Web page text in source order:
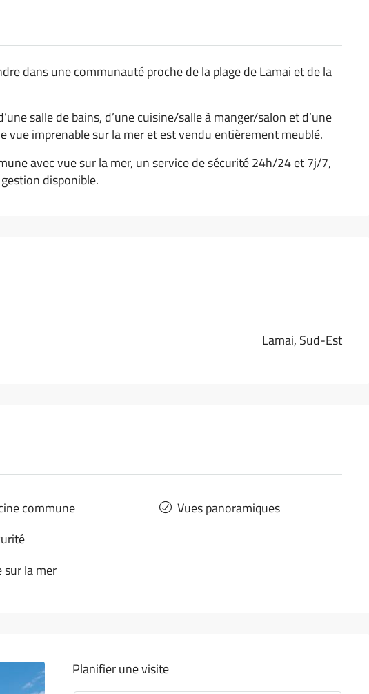
dans une communauté proche de la plage de Lamai et de la
salle de bains, d’une cuisine/salle à manger/salon et d’une
vue imprenable sur la mer et est vendu entièrement meublé.
avec vue sur la mer, un service de sécurité 24h/24 et 7j/7,
disponible.
Lamai, Sud-Est
commune
sur la mer
Vues panoramiques
Planifier une visite